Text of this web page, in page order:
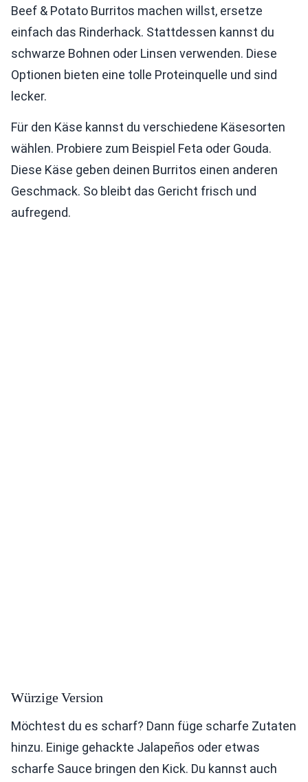
Beef & Potato Burritos machen willst, ersetze
einfach das Rinderhack. Stattdessen kannst du
schwarze Bohnen oder Linsen verwenden. Diese
Optionen bieten eine tolle Proteinquelle und sind
lecker.
Für den Käse kannst du verschiedene Käsesorten
wählen. Probiere zum Beispiel Feta oder Gouda.
Diese Käse geben deinen Burritos einen anderen
Geschmack. So bleibt das Gericht frisch und
aufregend.
Würzige Version
Möchtest du es scharf? Dann füge scharfe Zutaten
hinzu. Einige gehackte Jalapeños oder etwas
scharfe Sauce bringen den Kick. Du kannst auch